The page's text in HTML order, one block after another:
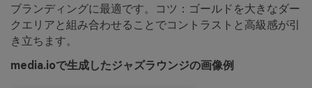
ブランディングに最適です。コツ：ゴールドを大きなダー
クエリアと組み合わせることでコントラストと高級感が引
き立ちます。
media.ioで生成したジャズラウンジの画像例